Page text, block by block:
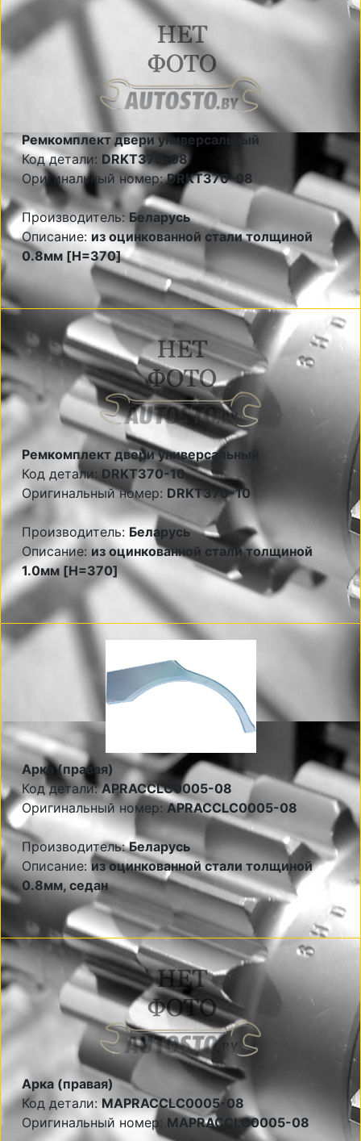
Ремкомплект двери универсальный
Код детали: DRKT370-08
Оригинальный номер:DRKT370-08
Производитель: Беларусь
Описание: из оцинкованной стали толщиной
0.8мм [H=370]
Ремкомплект двери универсальный
Код детали: DRKT370-10
Оригинальный номер: DRKT370-10
Производитель: Беларусь
Описание: из оцинкованной стали толщиной
1.0мм [H=370]
Арка (правая)
Код детали:APRACCLC0005-08
Оригинальный номер:APRACCLC0005-08
Производитель:Беларусь
Описание:из оцинкованной стали толщиной
0.8мм, седан
Арка (правая)
Код детали:MAPRACCLC0005-08
Оригинальный номер: MAPRACCLC0005-08